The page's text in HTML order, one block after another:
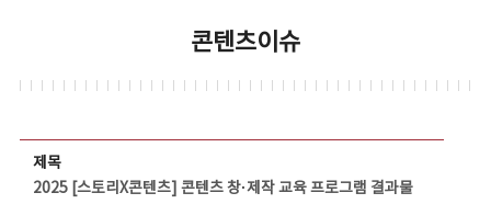
콘텐츠이슈
제목
2025 [스토리X콘텐츠] 콘텐츠 창·제작 교육 프로그램 결과물